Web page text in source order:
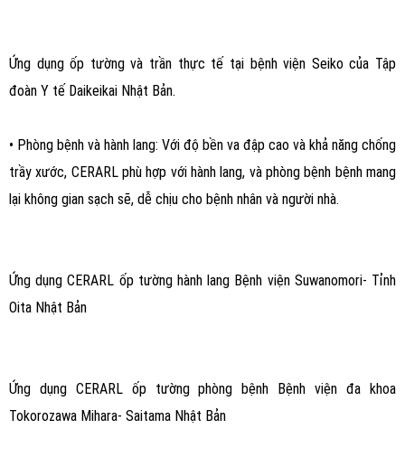
Ứng dụng ốp tường và trần thực tế tại bệnh viện Seiko của Tập
đoàn Y tế Daikeikai Nhật Bản.
• Phòng bệnh và hành lang: Với độ bền va đập cao và khả năng chống
trầy xước, CERARL phù hợp với hành lang, và phòng bệnh bệnh mang
lại không gian sạch sẽ, dễ chịu cho bệnh nhân và người nhà.
Ứng dụng CERARL ốp tường hành lang Bệnh viện Suwanomori- Tỉnh
Oita Nhật Bản
Ứng dụng CERARL ốp tường phòng bệnh Bệnh viện đa khoa
Tokorozawa Mihara- Saitama Nhật Bản